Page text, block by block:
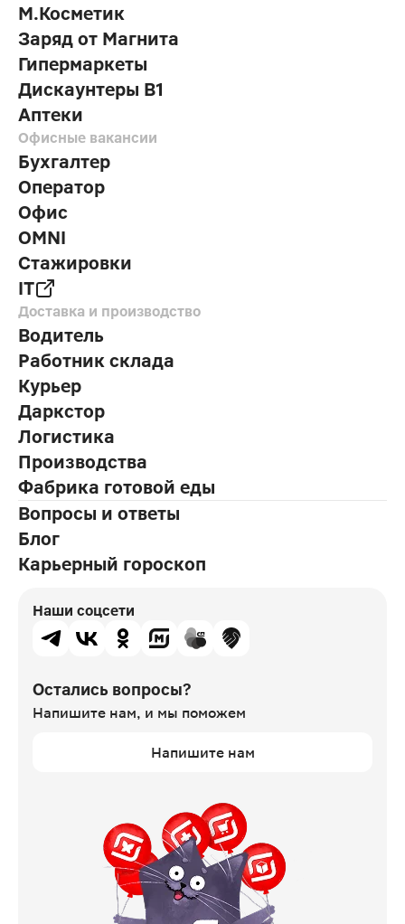
М.Косметик
Заряд от Магнита
Гипермаркеты
Дискаунтеры В1
Аптеки
Офисные вакансии
Бухгалтер
Оператор
Офис
OMNI
Стажировки
IT
Доставка и производство
Водитель
Работник склада
Курьер
Даркстор
Логистика
Производства
Фабрика готовой еды
Вопросы и ответы
Блог
Карьерный гороскоп
Наши соцсети
Остались вопросы?
Напишите нам, и мы поможем
Напишите нам